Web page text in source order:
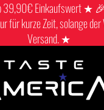
Einkaufswert ★
für kurze Zeit, solange
Versand. ★